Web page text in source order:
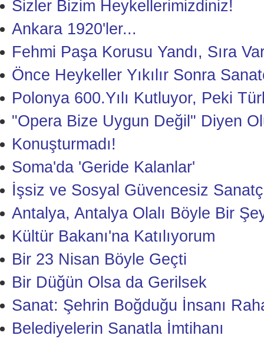
Sizler Bizim Heykellerimizdiniz!
Ankara 1920'ler...
Fehmi Paşa Korusu Yandı, Sıra
Önce Heykeller Yıkılır Sonra
Polonya 600.Yılı Kutluyor, Peki
"Opera Bize Uygun Değil" Diyen
Konuşturmadı!
Soma'da 'Geride Kalanlar'
İşsiz ve Sosyal Güvencesiz
Antalya, Antalya Olalı Böyle Bir
Kültür Bakanı'na Katılıyorum
Bir 23 Nisan Böyle Geçti
Bir Düğün Olsa da Gerilsek
Sanat: Şehrin Boğduğu İnsanı
Belediyelerin Sanatla İmtihanı